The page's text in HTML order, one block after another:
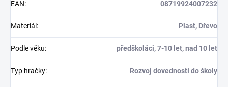
EAN: 08719924007232
Materiál : Plast, Dřevo
Podle věku: předškoláci, 7-10 let, nad 10 let
Typ hračky: Rozvoj dovedností do školy